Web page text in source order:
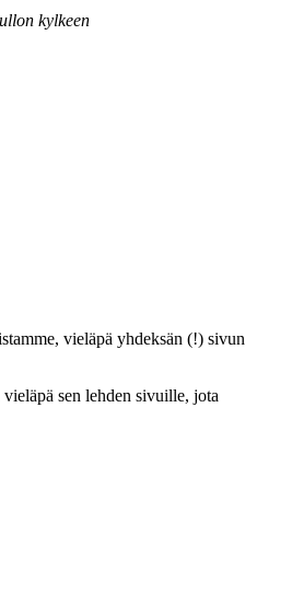
kylkeen
vieläpä yhdeksän (!) sivun
sen lehden sivuille, jota